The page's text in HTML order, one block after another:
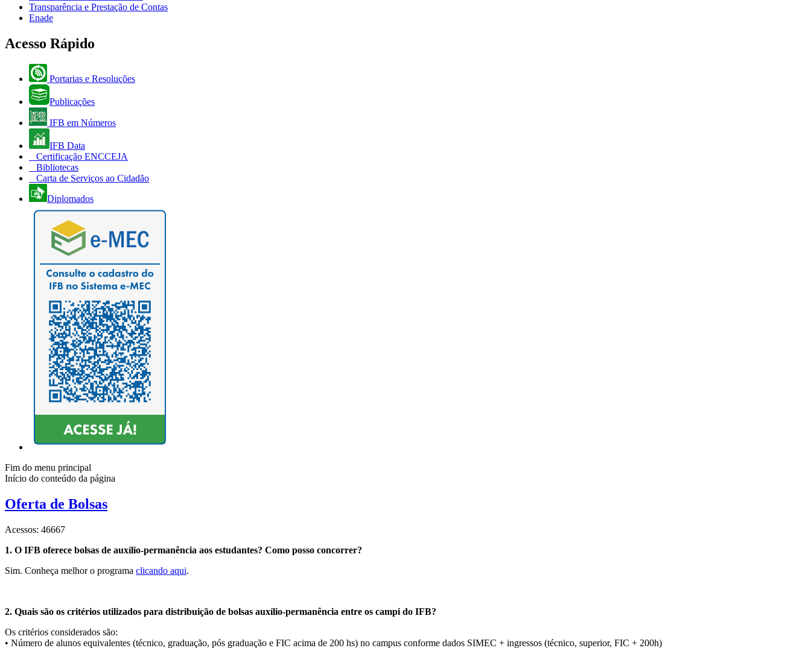
Transparência e Prestação de Contas
Enade
Acesso Rápido
Portarias e Resoluções
Publicações
IFB em Números
IFB Data
Certificação ENCCEJA
Bibliotecas
Carta de Serviços ao Cidadão
Diplomados
Fim do menu principal
Início do conteúdo da página
Oferta de Bolsas
Acessos: 46667
1. O IFB oferece bolsas de auxílio-permanência aos estudantes? Como posso concorrer?
Sim. Conheça melhor o programa clicando aqui.
2. Quais são os critérios utilizados para distribuição de bolsas auxílio-permanência entre os campi do IFB?
Os critérios considerados são:
• Número de alunos equivalentes (técnico, graduação, pós graduação e FIC acima de 200 hs) no campus conforme dados SIMEC + ingressos (técnico, superior, FIC + 200h)